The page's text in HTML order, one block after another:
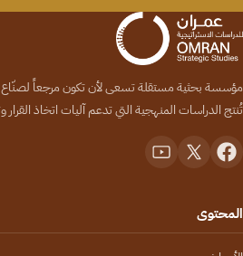
مؤسسة بحثية مستقلة تسعى لأن تكون مرجعاً لصنّاع
تُنتج الدراسات المنهجية التي تدعم آليات اتخاذ
المحتوى